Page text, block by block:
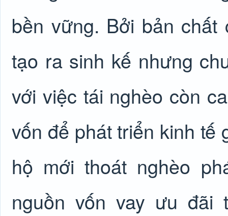
bền vững. Bởi bản
tạo ra sinh kế nhưng
với việc tái nghèo còn
vốn để phát triển kinh tế
hộ mới thoát nghèo
nguồn vốn vay ưu đãi